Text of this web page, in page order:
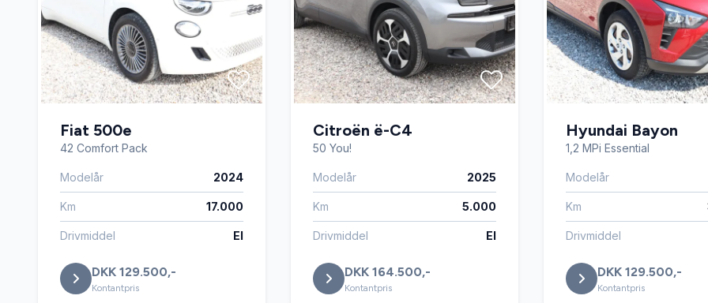
Træthedsregistrering Tågelygter USB tilslutning
Fiat 500e
42 Comfort Pack
Modelår 2024
Km 17.000
Drivmiddel El
DKK 129.500,-
Kontantpris
Citroën ë-C4
50 You!
Modelår 2025
Km 5.000
Drivmiddel El
DKK 164.500,-
Kontantpris
Hyundai Bayon
1,2 MPi Essential
Modelår
Km
Drivmiddel
DKK 129.500,-
Kontantpris